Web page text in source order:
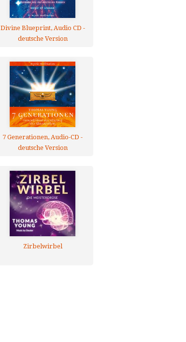
Divine Blueprint, Audio CD -
deutsche Version
7 Generationen, Audio-CD -
deutsche Version
Zirbelwirbel